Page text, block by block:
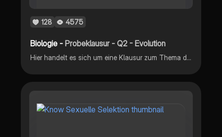
128 4575
Biologie -Probeklausur - Q2 - Evolution
Hier handelt es sich um eine Klausur zum Thema der Evolution und der Fortpflanzung der Evolution, sprich also auch der Ökologie